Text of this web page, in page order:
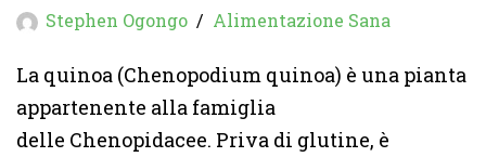
Stephen Ogongo Alimentazione Sana
La quinoa (Chenopodium quinoa) è una pianta
appartenente alla famiglia
delle Chenopidacee. Priva di glutine, è